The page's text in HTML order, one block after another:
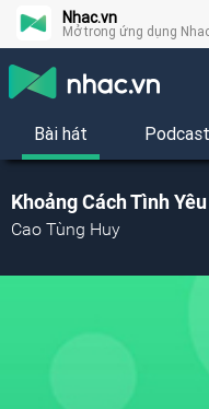
Nhac.vn
Mở trong ứng dụng
Bài hát Podcast
Khoảng Cách Tình
Cao Tùng Huy